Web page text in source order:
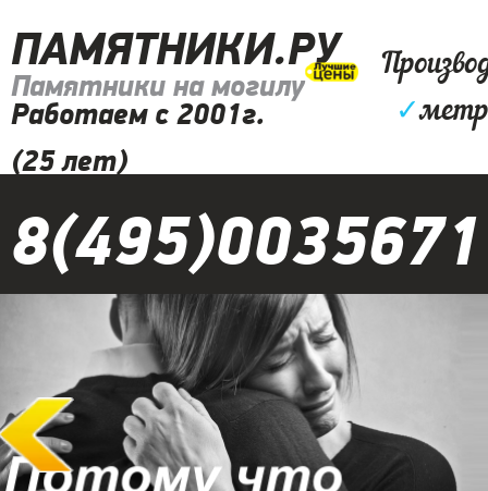
ПАМЯТНИКИ.РУ
Памятники на могилу
Работаем с 2001г.
(25 лет)
✓
8(495)0035671